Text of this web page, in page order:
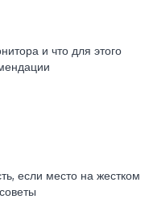
и что для этого
если место на жестком